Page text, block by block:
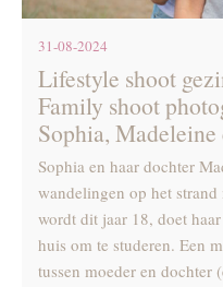
31-08-2024
Lifestyle shoot
Family shoot
Sophia, Madeleine
Sophia en haar dochter
wandelingen op het
wordt dit jaar 18, doet
huis om te studeren. Een
tussen moeder en dochter